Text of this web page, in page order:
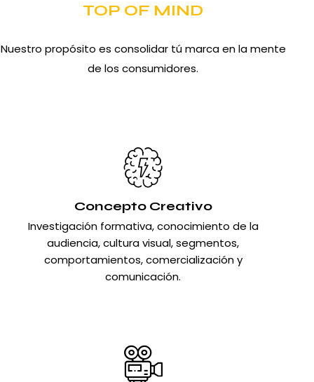
TOP OF MIND
Nuestro propósito es consolidar tú marca en la mente
de los consumidores.
Concepto Creativo
Investigación formativa, conocimiento de la
audiencia, cultura visual, segmentos,
comportamientos, comercialización y
comunicación.